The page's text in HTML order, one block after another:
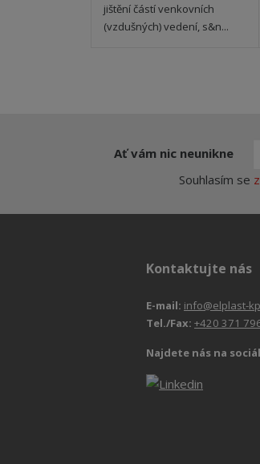
jištění částí venkovních
(vzdušných) vedení, s&n...
Ať vám nic neunikne
Souhlasím se
Kontaktujte nás
E-mail: info@elplast-
Tel./Fax:+420 371
Najdete nás na